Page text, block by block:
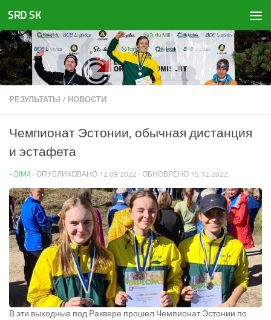
Перейти к содержимому
SRD SK
РЕЗУЛЬТАТЫ / НОВОСТИ
Чемпионат Эстонии, обычная дистанция
и эстафета
- DIMA · ОПУБЛИКОВАНО 12.09.2022 · ОБНОВЛЕНО 15.12.2022
В эти выходные под Раквере прошел Чемпионат Эстонии по